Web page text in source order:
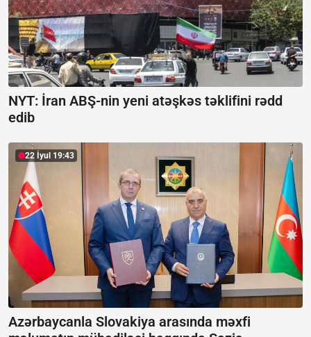
NYT: İran ABŞ-nin yeni atəşkəs təklifini rədd
edib
22 İyul 19:43
Azərbaycanla Slovakiya arasında məxfi